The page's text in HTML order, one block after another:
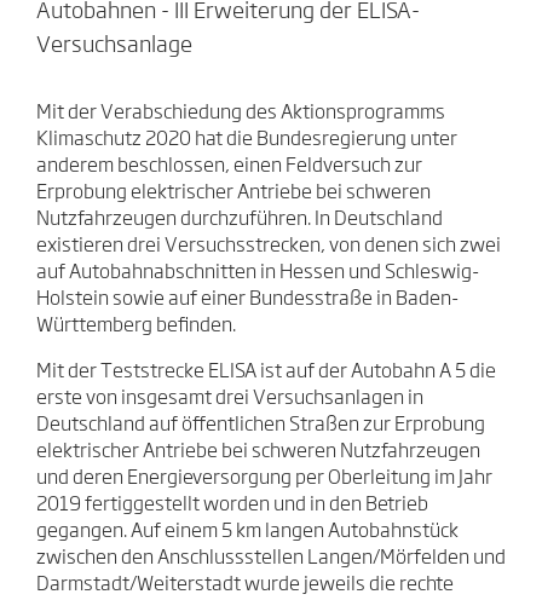
Autobahnen - III Erweiterung der ELISA-
Versuchsanlage
Mit der Verabschiedung des Aktionsprogramms
Klimaschutz 2020 hat die Bundesregierung unter
anderem beschlossen, einen Feldversuch zur
Erprobung elektrischer Antriebe bei schweren
Nutzfahrzeugen durchzuführen. In Deutschland
existieren drei Versuchsstrecken, von denen sich zwei
auf Autobahnabschnitten in Hessen und Schleswig-
Holstein sowie auf einer Bundesstraße in Baden-
Württemberg befinden.
Mit der Teststrecke ELISA ist auf der Autobahn A 5 die
erste von insgesamt drei Versuchsanlagen in
Deutschland auf öffentlichen Straßen zur Erprobung
elektrischer Antriebe bei schweren Nutzfahrzeugen
und deren Energieversorgung per Oberleitung im Jahr
2019 fertiggestellt worden und in den Betrieb
gegangen. Auf einem 5 km langen Autobahnstück
zwischen den Anschlussstellen Langen/Mörfelden und
Darmstadt/Weiterstadt wurde jeweils die rechte